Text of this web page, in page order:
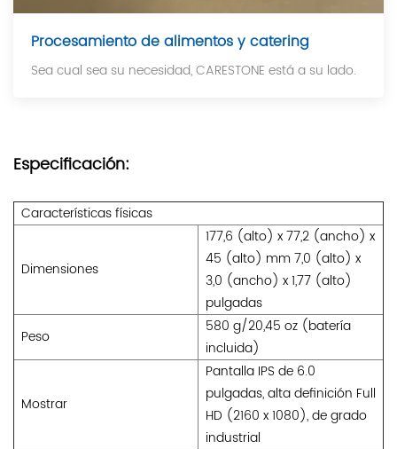
Procesamiento de alimentos y catering
Sea cual sea su necesidad, CARESTONE está a su lado.
Especificación:
Características físicas
Dimensiones
177,6 (alto) x 77,2 (ancho) x
45 (alto) mm 7,0 (alto) x
3,0 (ancho) x 1,77 (alto)
pulgadas
Peso
580 g/20,45 oz (batería
incluida)
Mostrar
Pantalla IPS de 6.0
pulgadas, alta definición Full
HD (2160 x 1080), de grado
industrial